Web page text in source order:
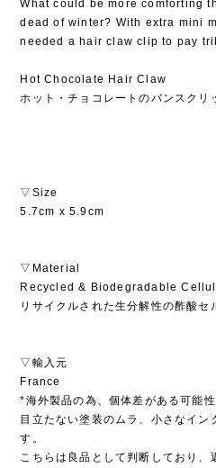
What could be more comforting
dead of winter? With extra mini
needed a hair claw clip to pay
Hot Chocolate Hair Claw
ホット・チョコレートのバンスクリ
▽Size
5.7cm x 5.9cm
▽Material
Recycled & Biodegradable
リサイクルされた生分解性の酢酸セ
▽輸入元
France
*海外製品の為、個体差がある可能性
目立たない塗装のムラ、小さなイン
す。
こちらは良品として判断しており